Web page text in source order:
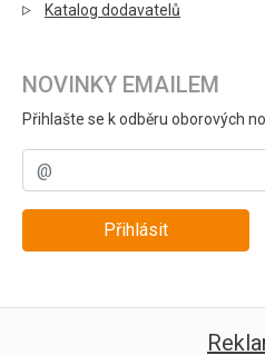
Katalog dodavatelů
NOVINKY EMAILEM
Přihlašte se k odběru oborových
Přihlásit